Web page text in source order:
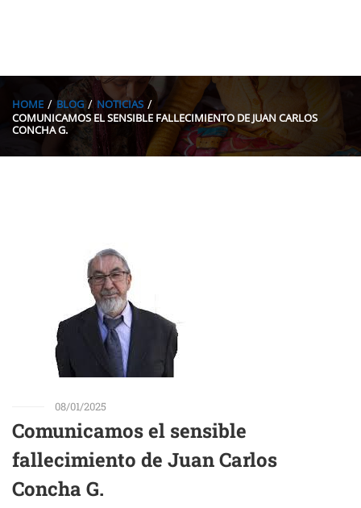
HOME BLOG
NOTICIAS
COMUNICAMOS EL SENSIBLE FALLECIMIENTO DE JUAN CARLOS
CONCHA G.
08/01/2025
Comunicamos el sensible
fallecimiento de Juan Carlos
Concha G.